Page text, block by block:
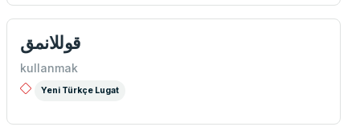
قوللانمق
kullanmak
Yeni Türkçe Lugat